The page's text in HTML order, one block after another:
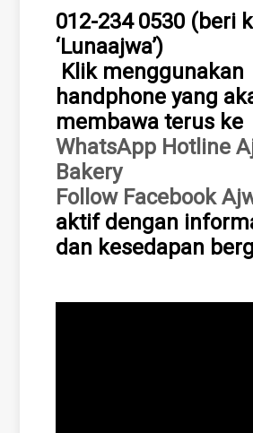
012-234 0530 (beri
‘Lunaajwa’)
Klik menggunakan
handphone yang
membawa terus ke
WhatsApp Hotline
Bakery
Follow Facebook
aktif dengan
dan kesedapan